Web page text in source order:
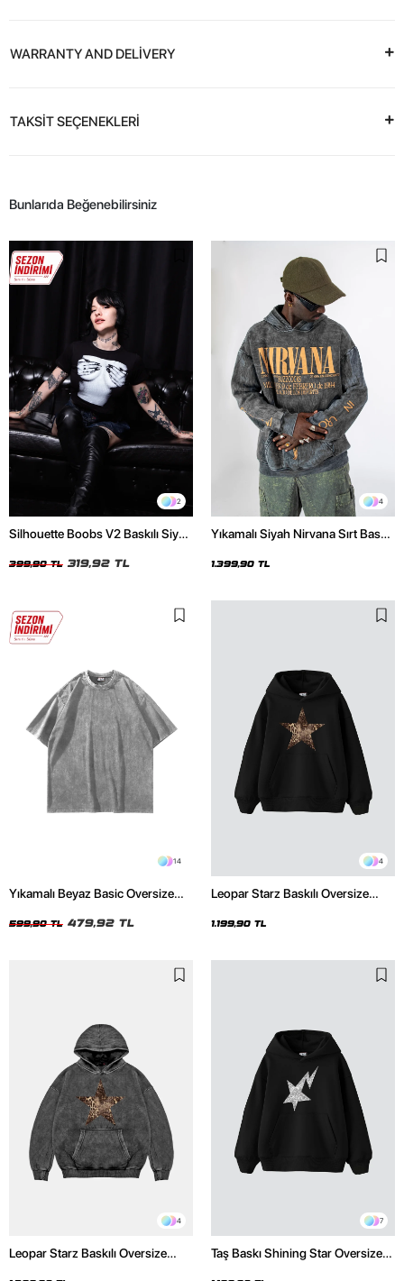
WARRANTY AND DELİVERY
TAKSİT SEÇENEKLERİ
Bunlarıda Beğenebilirsiniz
2
Silhouette Boobs V2 Baskılı Siyah
399,90 TL 319,92 TL
4
Yıkamalı Siyah Nirvana Sırt Baskılı
1.399,90 TL
14
Yıkamalı Beyaz Basic Oversize
599,90 TL 479,92 TL
4
Leopar Starz Baskılı Oversize
1.199,90 TL
4
Leopar Starz Baskılı Oversize
7
Taş Baskı Shining Star Oversize